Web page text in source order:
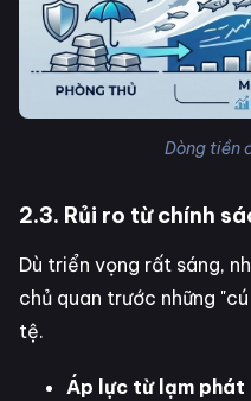
Dòng tiền
2.3. Rủi ro từ chính
Dù triển vọng rất sáng,
chủ quan trước những
tệ.
Áp lực từ lạm phát